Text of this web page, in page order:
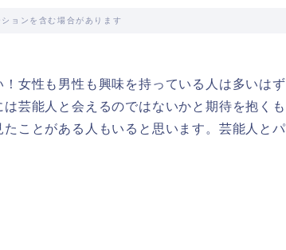
ョンを含む場合があります
女性も男性も興味を持っている人は多いはず
芸能人と会えるのではないかと期待を抱くも
ことがある人もいると思います。芸能人とパ